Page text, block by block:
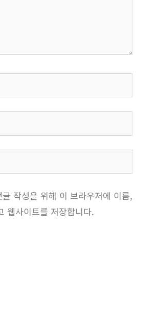
작성을 위해 이 브라우저에 이름,
웹사이트를 저장합니다.